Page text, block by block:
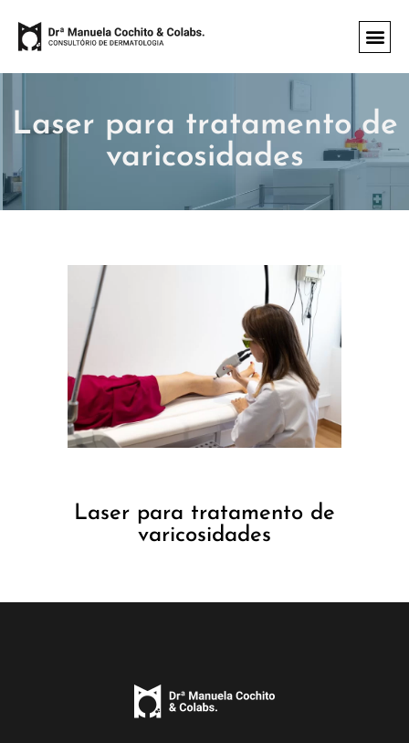
Laser para tratamento de
varicosidades
Laser para tratamento de
varicosidades